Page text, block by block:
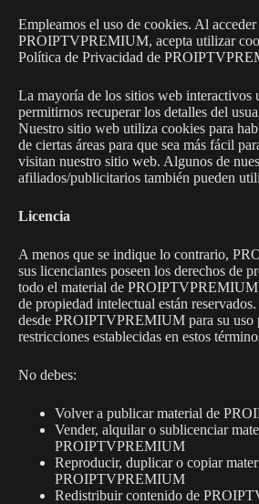
Empleamos el uso de cookies. Al acceder
PROIPTVPREMIUM, acepta utilizar
Política de Privacidad de
La mayoría de los sitios web interactivos
permitirnos recuperar los detalles del
Nuestro sitio web utiliza cookies para
de ciertas áreas para que sea más fácil
visitan nuestro sitio web. Algunos de
afiliados/publicitarios también pueden
Licencia
A menos que se indique lo contrario,
sus licenciantes poseen los derechos de
todo el material de
de propiedad intelectual están
desde PROIPTVPREMIUM para su uso
restricciones establecidas en estos
No debes:
Volver a publicar material de
Vender, alquilar o sublicenciar
PROIPTVPREMIUM
Reproducir, duplicar o copiar
PROIPTVPREMIUM
Redistribuir contenido de